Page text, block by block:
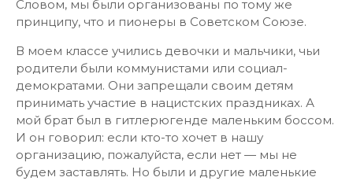
Словом, мы были организованы по тому же
принципу, что и пионеры в Советском Союзе.
В моем классе учились девочки и мальчики, чьи
родители были коммунистами или социал-
демократами. Они запрещали своим детям
принимать участие в нацистских праздниках. А
мой брат был в гитлерюгенде маленьким боссом.
И он говорил: если кто-то хочет в нашу
организацию, пожалуйста, если нет — мы не
будем заставлять. Но были и другие маленькие